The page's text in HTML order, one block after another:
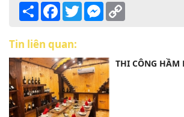
Share Facebook
TwitterMessenger
Tin liên quan:
THI CÔNG HẦM